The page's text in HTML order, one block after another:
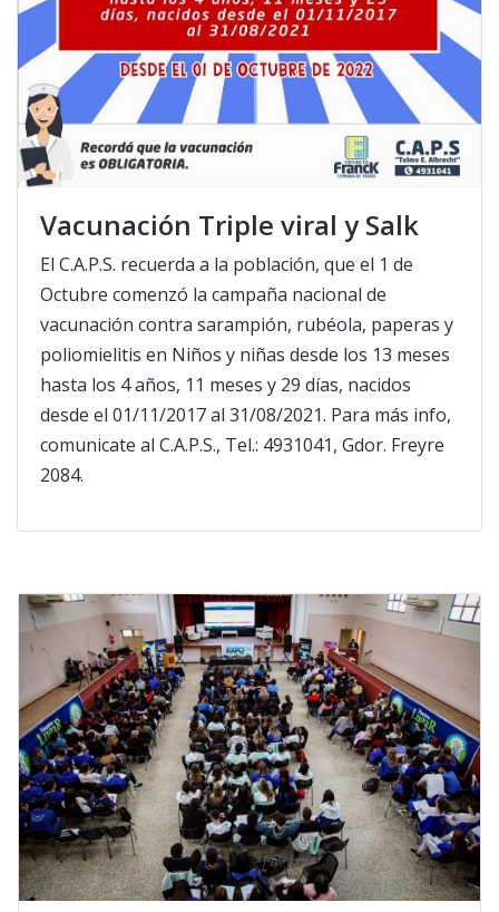
Vacunación Triple viral y Salk
El C.A.P.S. recuerda a la población, que el 1 de
Octubre comenzó la campaña nacional de
vacunación contra sarampión, rubéola, paperas y
poliomielitis en Niños y niñas desde los 13 meses
hasta los 4 años, 11 meses y 29 días, nacidos
desde el 01/11/2017 al 31/08/2021. Para más info,
comunicate al C.A.P.S., Tel.: 4931041, Gdor. Freyre
2084.